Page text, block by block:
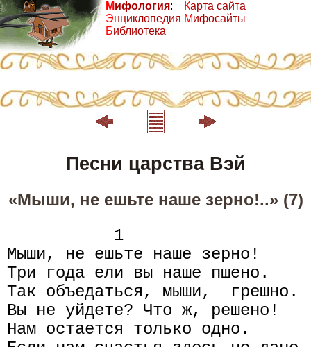
Мифология:
Энциклопедия
Библиотека
Карта сайта
Мифосайты
Песни царства Вэй
«Мыши, не ешьте наше зерно!..» (7)
           1
Мыши, не ешьте наше зерно!
Три года ели вы наше пшено.
Так объедаться, мыши,  грешно.
Вы не уйдете? Что ж, решено!
Нам остается только одно.